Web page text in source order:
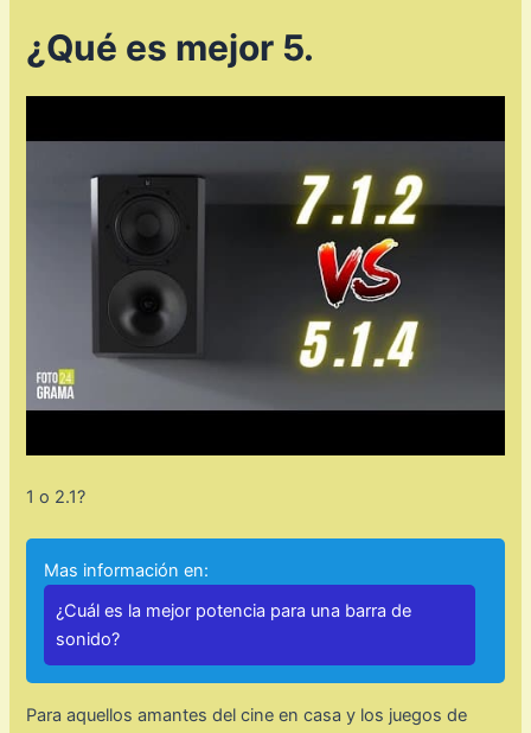
¿Qué es mejor 5.
1 o 2.1?
Mas información en:
¿Cuál es la mejor potencia para una barra de
sonido?
Para aquellos amantes del cine en casa y los juegos de